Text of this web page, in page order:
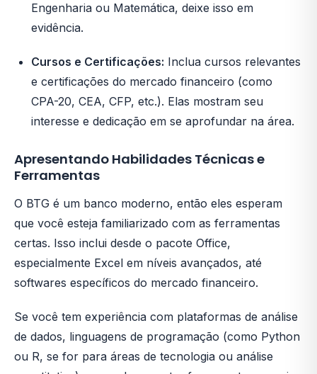
Engenharia ou Matemática, deixe isso em
evidência.
Cursos e Certificações: Inclua cursos relevantes
e certificações do mercado financeiro (como
CPA-20, CEA, CFP, etc.). Elas mostram seu
interesse e dedicação em se aprofundar na área.
Apresentando Habilidades Técnicas e
Ferramentas
O BTG é um banco moderno, então eles esperam
que você esteja familiarizado com as ferramentas
certas. Isso inclui desde o pacote Office,
especialmente Excel em níveis avançados, até
softwares específicos do mercado financeiro.
Se você tem experiência com plataformas de análise
de dados, linguagens de programação (como Python
ou R, se for para áreas de tecnologia ou análise